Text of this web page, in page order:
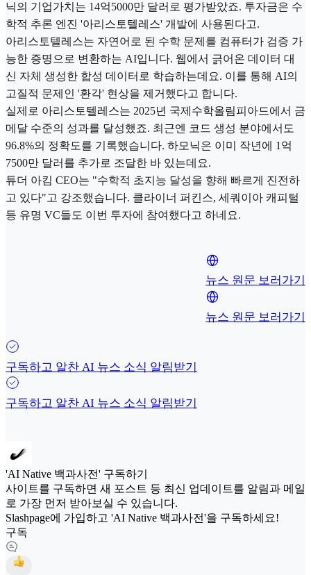
닉의 기업가치는 14억5000만 달러로 평가받았죠. 투자금은 수
학적 추론 엔진 '아리스토텔레스' 개발에 사용된다고.
아리스토텔레스는 자연어로 된 수학 문제를 컴퓨터가 검증 가
능한 증명으로 변환하는 AI입니다. 웹에서 긁어온 데이터 대
신 자체 생성한 합성 데이터로 학습하는데요. 이를 통해 AI의
고질적 문제인 '환각' 현상을 제거했다고 합니다.
실제로 아리스토텔레스는 2025년 국제수학올림피아드에서 금
메달 수준의 성과를 달성했죠. 최근엔 코드 생성 분야에서도
96.8%의 정확도를 기록했습니다. 하모닉은 이미 작년에 1억
7500만 달러를 추가로 조달한 바 있는데요.
튜더 아킴 CEO는 "수학적 초지능 달성을 향해 빠르게 진전하
고 있다"고 강조했습니다. 클라이너 퍼킨스, 세쿼이아 캐피털
등 유명 VC들도 이번 투자에 참여했다고 하네요.
뉴스 원문 보러가기
뉴스 원문 보러가기
구독하고 알찬 AI 뉴스 소식 알림받기
구독하고 알찬 AI 뉴스 소식 알림받기
'AI Native 백과사전' 구독하기
사이트를 구독하면 새 포스트 등 최신 업데이트를 알림과 메일
로 가장 먼저 받아보실 수 있습니다.
Slashpage에 가입하고 'AI Native 백과사전'을 구독하세요!
구독